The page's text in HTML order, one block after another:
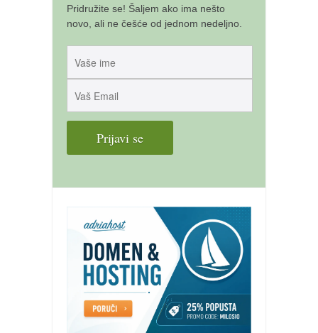
Pridružite se! Šaljem ako ima nešto
novo, ali ne češće od jednom nedeljno.